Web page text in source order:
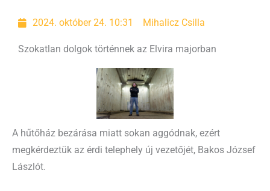
2024. október 24. 10:31 Mihalicz Csilla
Szokatlan dolgok történnek az Elvira majorban
A hűtőház bezárása miatt sokan aggódnak, ezért
megkérdeztük az érdi telephely új vezetőjét, Bakos József
Lászlót.